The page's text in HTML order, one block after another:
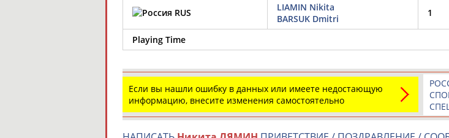
RUS
LIAMIN Nikita
BARSUK Dmitri
1
Playing Time
Если вы нашли ошибку в данных или имеете недостающую
информацию, внесите изменения самостоятельно